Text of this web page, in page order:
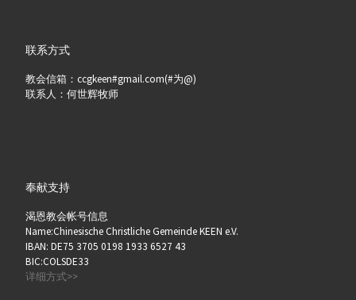
联系方式
教会信箱：ccgkeen#gmail.com(#为@)
联系人：何世辉牧师
奉献支持
渴恩教会帐号信息
Name:Chinesische Christliche Gemeinde KEEN e.V.
IBAN: DE75 3705 0198 1933 6527 43
BIC:COLSDE33
详细方式>>